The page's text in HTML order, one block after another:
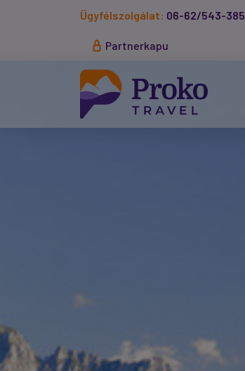
Ügyfélszolgálat: 06-62/543-385
Partnerkapu